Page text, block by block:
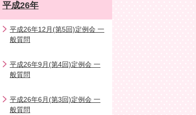
平成26年
平成26年12月(第5回)定例会 一
般質問
平成26年9月(第4回)定例会 一
般質問
平成26年6月(第3回)定例会 一
般質問